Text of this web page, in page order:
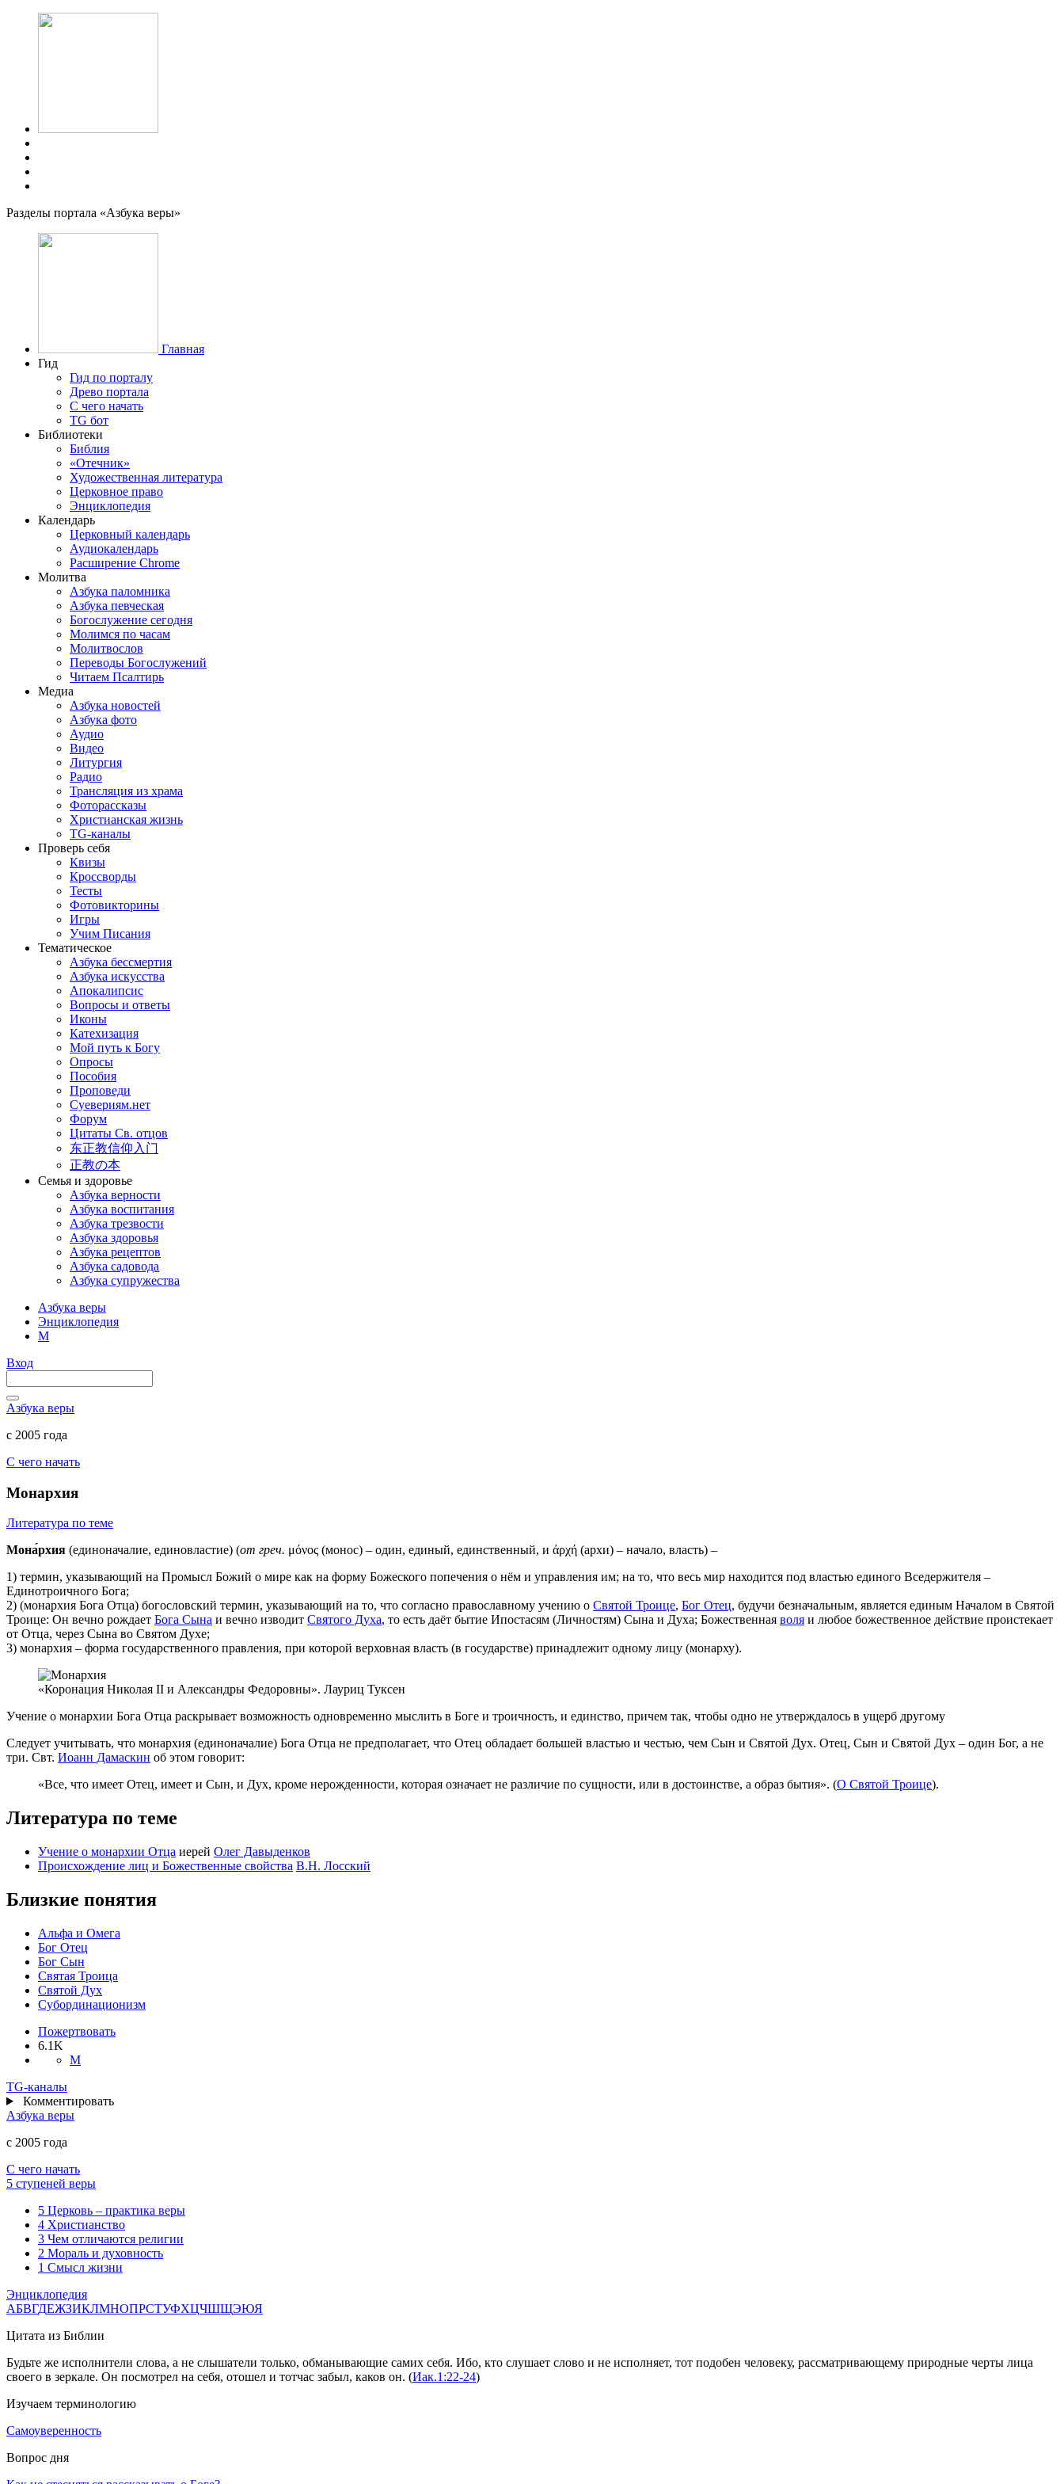
Разделы портала «Азбука веры»
Главная
Гид
Гид по порталу
Древо портала
С чего начать
TG бот
Библиотеки
Библия
«Отечник»
Художественная литература
Церковное право
Энциклопедия
Календарь
Церковный календарь
Аудиокалендарь
Расширение Chrome
Молитва
Азбука паломника
Азбука певческая
Богослужение сегодня
Молимся по часам
Молитвослов
Переводы Богослужений
Читаем Псалтирь
Медиа
Азбука новостей
Азбука фото
Аудио
Видео
Литургия
Радио
Трансляция из храма
Фоторассказы
Христианская жизнь
TG-каналы
Проверь себя
Квизы
Кроссворды
Тесты
Фотовикторины
Игры
Учим Писания
Тематическое
Азбука бессмертия
Азбука искусства
Апокалипсис
Вопросы и ответы
Иконы
Катехизация
Мой путь к Богу
Опросы
Пособия
Проповеди
Суевериям.нет
Форум
Цитаты Св. отцов
东正教信仰入门
正教の本
Семья и здоровье
Азбука верности
Азбука воспитания
Азбука трезвости
Азбука здоровья
Азбука рецептов
Азбука садовода
Азбука супружества
Азбука веры
Энциклопедия
М
Вход
Азбука веры
с 2005 года
С чего начать
Монархия
Литература по теме
Мона́рхия (единоначалие, единовластие) (от греч. μόνος (монос) – один, единый, единственный, и ἀρχή (архи) – начало, власть) –
1) термин, указывающий на Промысл Божий о мире как на форму Божеского попечения о нём и управления им; на то, что весь мир находится под властью единого Вседержителя –
Единотроичного Бога;
2) (монархия Бога Отца) богословский термин, указывающий на то, что согласно православному учению о Святой Троице, Бог Отец, будучи безначальным, является единым Началом в Святой
Троице: Он вечно рождает Бога Сына и вечно изводит Святого Духа, то есть даёт бытие Ипостасям (Личностям) Сына и Духа; Божественная воля и любое божественное действие проистекает
от Отца, через Сына во Святом Духе;
3) монархия – форма государственного правления, при которой верховная власть (в государстве) принадлежит одному лицу (монарху).
«Коронация Николая II и Александры Федоровны». Лауриц Туксен
Учение о монархии Бога Отца раскрывает возможность одновременно мыслить в Боге и троичность, и единство, причем так, чтобы одно не утверждалось в ущерб другому
Следует учитывать, что монархия (единоначалие) Бога Отца не предполагает, что Отец обладает большей властью и честью, чем Сын и Святой Дух. Отец, Сын и Святой Дух – один Бог, а не
три. Свт. Иоанн Дамаскин об этом говорит:
«Все, что имеет Отец, имеет и Сын, и Дух, кроме нерожденности, которая означает не различие по сущности, или в достоинстве, а образ бытия». (О Святой Троице).
Литература по теме
Учение о монархии Отца иерей Олег Давыденков
Происхождение лиц и Божественные свойства В.Н. Лосский
Близкие понятия
Альфа и Омега
Бог Отец
Бог Сын
Святая Троица
Святой Дух
Субординационизм
Пожертвовать
6.1K
М
TG-каналы
Комментировать
Азбука веры
с 2005 года
С чего начать
5 ступеней веры
5 Церковь – практика веры
4 Христианство
3 Чем отличаются религии
2 Мораль и духовность
1 Смысл жизни
Энциклопедия
АБВГДЕЖЗИКЛМНОПРСТУФХЦЧШЩЭЮЯ
Цитата из Библии
Будьте же исполнители слова, а не слышатели только, обманывающие самих себя. Ибо, кто слушает слово и не исполняет, тот подобен человеку, рассматривающему природные черты лица
своего в зеркале. Он посмотрел на себя, отошел и тотчас забыл, каков он. (Иак.1:22-24)
Изучаем терминологию
Самоуверенность
Вопрос дня